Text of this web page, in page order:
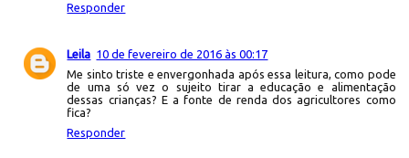
Responder
Leila 10 de fevereiro de 2016 às 00:17
Me sinto triste e envergonhada após essa leitura, como pode
de uma só vez o sujeito tirar a educação e alimentação
dessas crianças? E a fonte de renda dos agricultores como
fica?
Responder